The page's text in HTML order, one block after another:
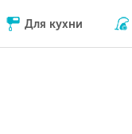
Для кухни